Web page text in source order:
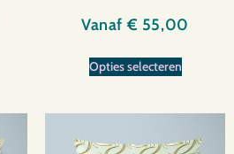
Vanaf€ 55,00
Opties selecteren